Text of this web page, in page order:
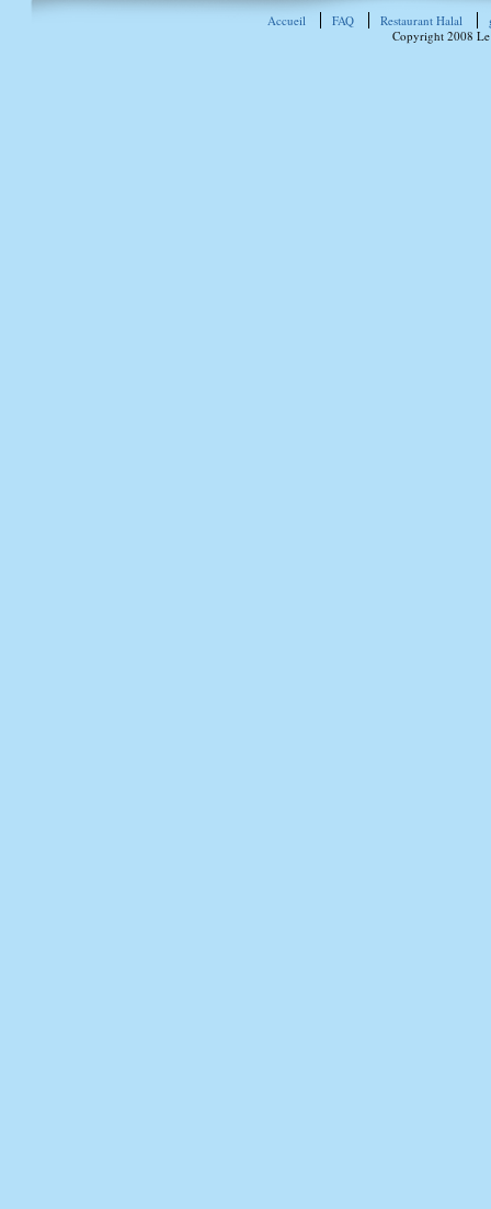
Accueil FAQ Restaurant Halal
Copyright 2008